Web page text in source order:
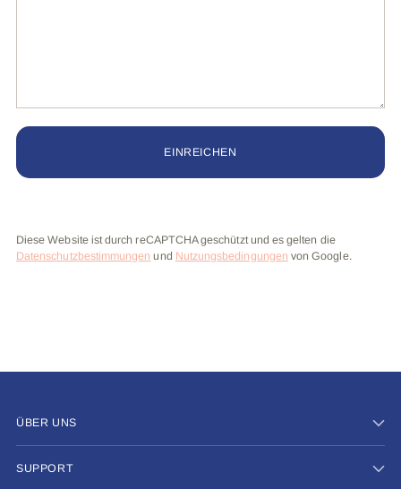
EINREICHEN
Diese Website ist durch reCAPTCHA geschützt und es gelten die
Datenschutzbestimmungen und Nutzungsbedingungen von Google.
ÜBER UNS
SUPPORT